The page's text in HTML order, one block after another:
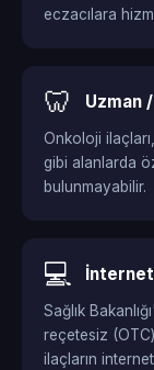
eczacılara
🦷 Uzman
Onkoloji
gibi alanlarda
bulunmayabilir.
💻 İnternet
Sağlık
reçetesiz
ilaçların internet